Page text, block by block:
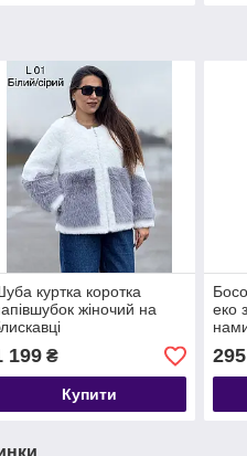
куртка коротка
жіночий на
199₴
Купити
еко
295